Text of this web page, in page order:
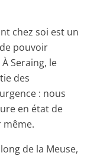
chez soi est un
pouvoir
Seraing, le
des
: nous
en état de
de la Meuse,